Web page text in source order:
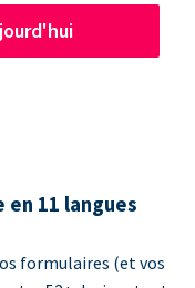
11 langues
formulaires (et vos